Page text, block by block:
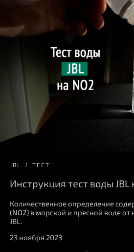
JBL ТЕСТ
Инструкция тест воды JBL
Количественное определение
(NO2) в морской и пресной воде
JBL.
23 ноября 2023